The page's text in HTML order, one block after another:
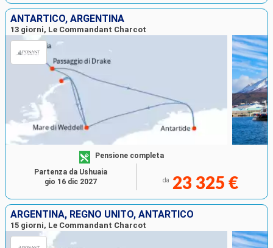
ANTARTICO, ARGENTINA
13 giorni, Le Commandant Charcot
Pensione completa
da 23 325 €
Partenza da Ushuaia
gio 16 dic 2027
ARGENTINA, REGNO UNITO, ANTARTICO
15 giorni, Le Commandant Charcot